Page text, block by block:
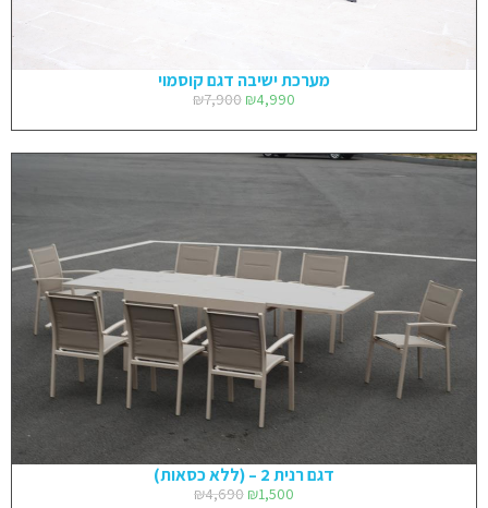
מערכת ישיבה דגם קוסמוי
₪7,900 ₪4,990
דגם רנית 2 – (ללא כסאות)
₪4,690 ₪1,500